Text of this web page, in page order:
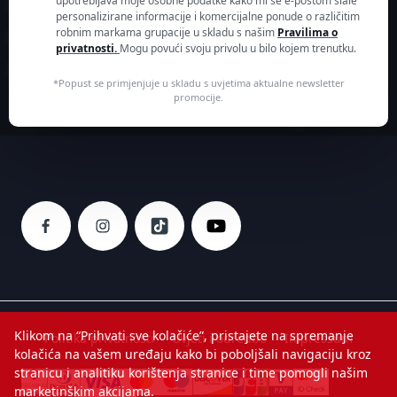
Klikom na “Prihvati sve kolačiće”, pristajete na spremanje
kolačića na vašem uređaju kako bi poboljšali navigaciju kroz
stranicu i analitiku korištenja stranice i time pomogli našim
marketinškim akcijama.
personalizirane informacije i komercijalne ponude o različitim
robnim markama grupacije u skladu s našim Pravilima o
privatnosti. Mogu povući svoju privolu u bilo kojem trenutku.
*Popust se primjenjuje u skladu s uvjetima aktualne newsletter
promocije.
Prijavite se
Kreirajte korisnički račun
hr@groupeseb.com
01 30 15 294
SEB mku & p d.o.o.
Politika privatnosti Uvjeti i odredbe Impressum